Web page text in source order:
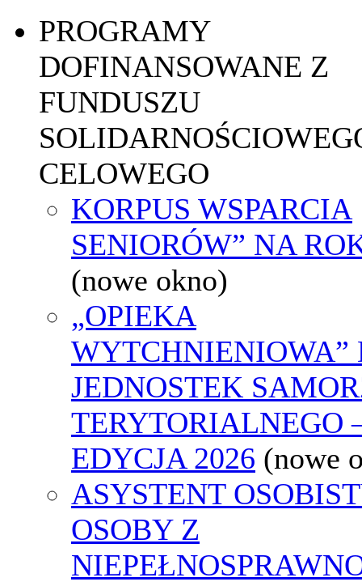
PROGRAMY
DOFINANSOWANE Z
FUNDUSZU
CELOWEGO
KORPUS WSPARCIA
SENIORÓW” NA
(nowe okno)
„OPIEKA
WYTCHNIENIOWA”
JEDNOSTEK
TERYTORIALNEGO
EDYCJA 2026 (nowe
ASYSTENT
OSOBY Z